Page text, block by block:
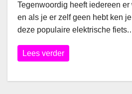
Tegenwoordig heeft iedereen
en als je er zelf geen hebt ken
deze populaire elektrische
Lees verder